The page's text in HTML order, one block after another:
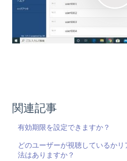
関連記事
有効期限を設定できますか？
どのユーザーが視聴しているか
法はありますか？